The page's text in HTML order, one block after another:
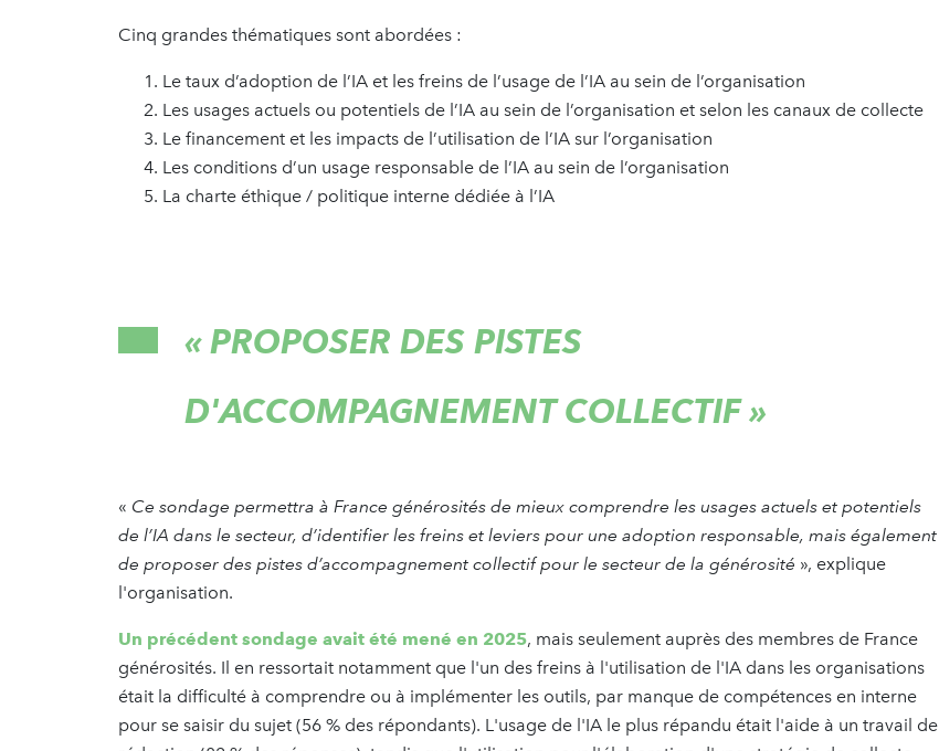
Cinq grandes thématiques sont abordées :
Le taux d’adoption de l’IA et les freins de l’usage de l’IA au sein de l’organisation
Les usages actuels ou potentiels de l’IA au sein de l’organisation et selon les canaux de collecte
Le financement et les impacts de l’utilisation de l’IA sur l’organisation
Les conditions d’un usage responsable de l’IA au sein de l’organisation
La charte éthique / politique interne dédiée à l’IA
« PROPOSER DES PISTES
D'ACCOMPAGNEMENT COLLECTIF»
« Ce sondage permettra à France générosités de mieux comprendre les usages actuels et potentiels
de l’IA dans le secteur, d’identifier les freins et leviers pour une adoption responsable, mais également
de proposer des pistes d’accompagnement collectif pour le secteur de la générosité », explique
l'organisation.
Un précédent sondage avait été mené en 2025, mais seulement auprès des membres de France
générosités. Il en ressortait notamment que l'un des freins à l'utilisation de l'IA dans les organisations
était la difficulté à comprendre ou à implémenter les outils, par manque de compétences en interne
pour se saisir du sujet (56 % des répondants). L'usage de l'IA le plus répandu était l'aide à un travail de